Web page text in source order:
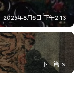
2025年8月6日 下午2:13
下一篇